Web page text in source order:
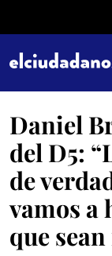
Daniel
del D5:
de
vamos a
que